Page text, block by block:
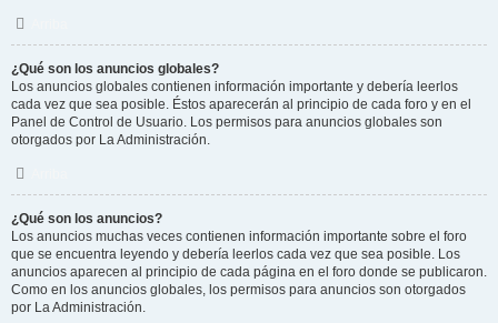
¿Qué son los anuncios globales?
Los anuncios globales contienen información importante y debería leerlos
cada vez que sea posible. Éstos aparecerán al principio de cada foro y en el
Panel de Control de Usuario. Los permisos para anuncios globales son
otorgados por La Administración.
¿Qué son los anuncios?
Los anuncios muchas veces contienen información importante sobre el foro
que se encuentra leyendo y debería leerlos cada vez que sea posible. Los
anuncios aparecen al principio de cada página en el foro donde se publicaron.
Como en los anuncios globales, los permisos para anuncios son otorgados
por La Administración.